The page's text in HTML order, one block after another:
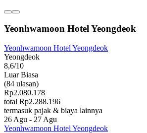
Yeonhwamoon Hotel Yeongdeok
Yeonhwamoon Hotel Yeongdeok
Yeongdeok
8,6/10
Luar Biasa
(84 ulasan)
Rp2.080.178
total Rp2.288.196
termasuk pajak & biaya lainnya
26 Agu - 27 Agu
Yeonhwamoon Hotel Yeongdeok